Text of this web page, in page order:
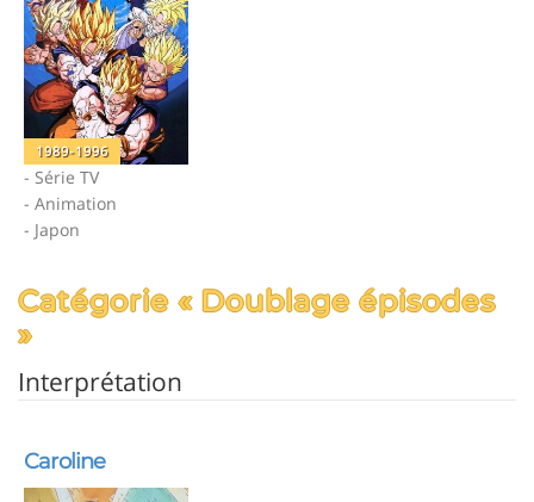
1989-1996
- Série TV
- Animation
- Japon
Catégorie « Doublage épisodes
»
Interprétation
Caroline